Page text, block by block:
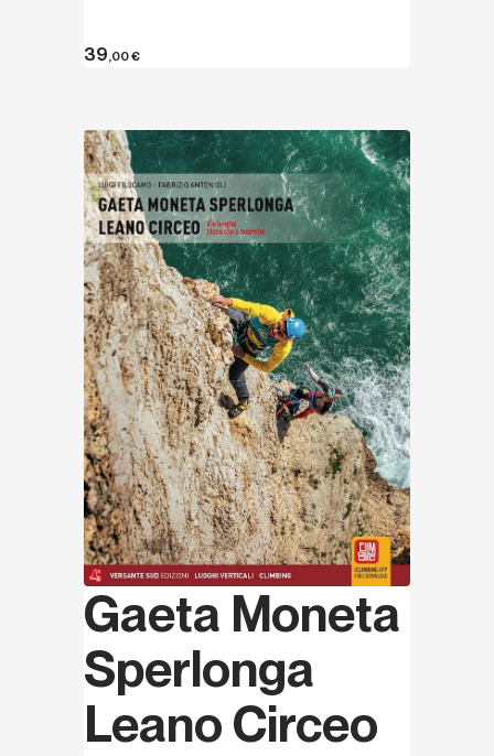
39,00€
Scopri
Gaeta Moneta
Sperlonga
Leano Circeo